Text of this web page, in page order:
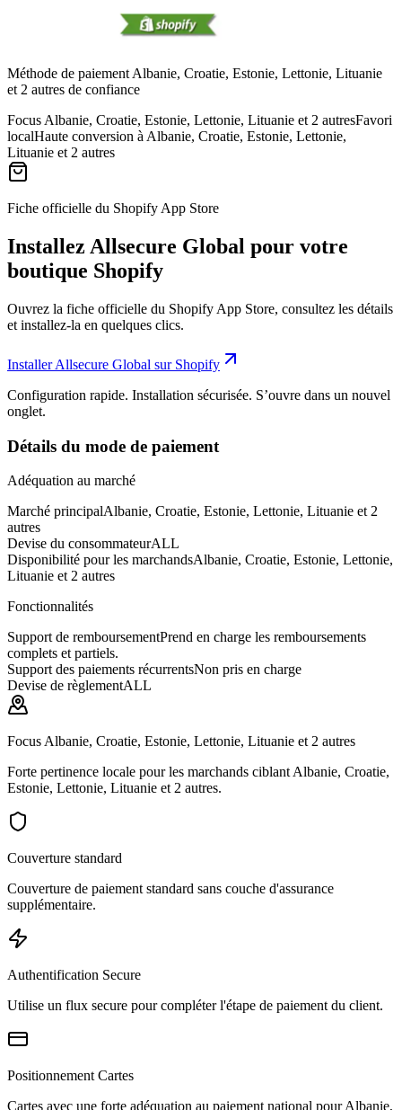
Méthode de paiement Albanie, Croatie, Estonie, Lettonie, Lituanie
et 2 autres de confiance
Focus Albanie, Croatie, Estonie, Lettonie, Lituanie et 2 autresFavori
localHaute conversion à Albanie, Croatie, Estonie, Lettonie,
Lituanie et 2 autres
Fiche officielle du Shopify App Store
Installez Allsecure Global pour votre
boutique Shopify
Ouvrez la fiche officielle du Shopify App Store, consultez les détails
et installez-la en quelques clics.
Installer Allsecure Global sur Shopify
Configuration rapide. Installation sécurisée. S’ouvre dans un nouvel
onglet.
Détails du mode de paiement
Adéquation au marché
Marché principalAlbanie, Croatie, Estonie, Lettonie, Lituanie et 2
autres
Devise du consommateurALL
Disponibilité pour les marchandsAlbanie, Croatie, Estonie, Lettonie,
Lituanie et 2 autres
Fonctionnalités
Support de remboursementPrend en charge les remboursements
complets et partiels.
Support des paiements récurrentsNon pris en charge
Devise de règlementALL
Focus Albanie, Croatie, Estonie, Lettonie, Lituanie et 2 autres
Forte pertinence locale pour les marchands ciblant Albanie, Croatie,
Estonie, Lettonie, Lituanie et 2 autres.
Couverture standard
Couverture de paiement standard sans couche d'assurance
supplémentaire.
Authentification Secure
Utilise un flux secure pour compléter l'étape de paiement du client.
Positionnement Cartes
Cartes avec une forte adéquation au paiement national pour Albanie,